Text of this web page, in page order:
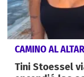
CAMINO AL ALTAR
Tini Stoessel